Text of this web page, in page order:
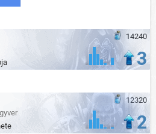
14240
3
12320
2